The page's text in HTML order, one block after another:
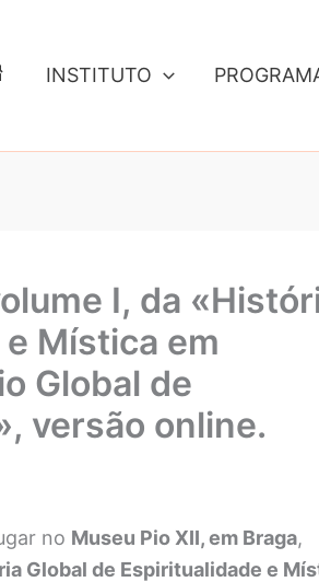
INSTITUTO
I, da
Mística em
Global de
versão online.
no Museu Pio XII, em Braga,
Global de Espiritualidade e